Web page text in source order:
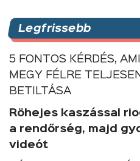
Legfrissebb
5 FONTOS KÉRDÉS,
MEGY FÉLRE
BETILTÁSA
Röhejes kaszással
a rendőrség, majd
videót